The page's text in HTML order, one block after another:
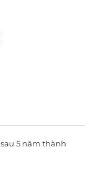
5 năm thành